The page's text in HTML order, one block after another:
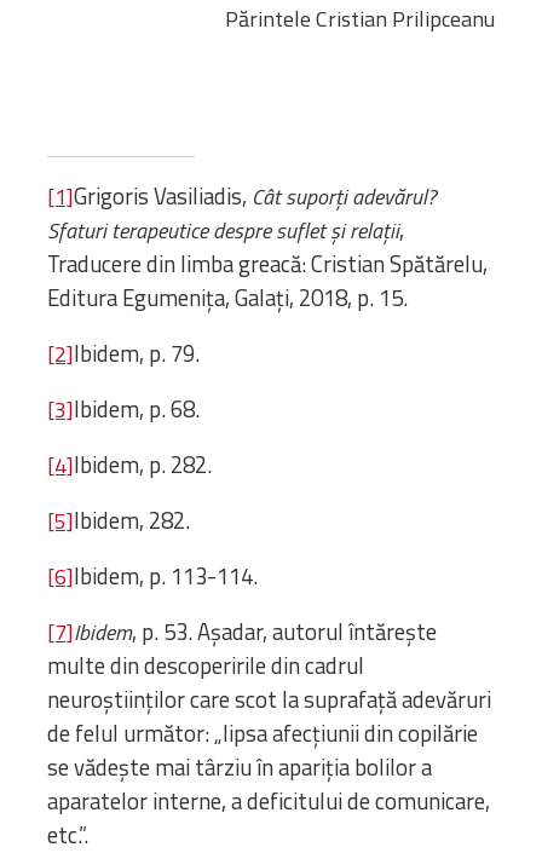
Părintele Cristian Prilipceanu
[1]Grigoris Vasiliadis, Cât suporți adevărul?
Sfaturi terapeutice despre suflet și relații,
Traducere din limba greacă: Cristian Spătărelu,
Editura Egumenița, Galați, 2018, p. 15.
[2]Ibidem, p. 79.
[3]Ibidem, p. 68.
[4]Ibidem, p. 282.
[5]Ibidem, 282.
[6]Ibidem, p. 113-114.
[7]Ibidem, p. 53. Așadar, autorul întărește
multe din descoperirile din cadrul
neuroștiinților care scot la suprafață adevăruri
de felul următor: „lipsa afecțiunii din copilărie
se vădește mai târziu în apariția bolilor a
aparatelor interne, a deficitului de comunicare,
etc.”.